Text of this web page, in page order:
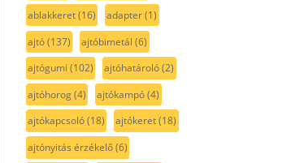
ablakkeret(16) adapter(1)
ajtó(137) ajtóbimetál (6)
ajtógumi (102) ajtóhatároló(2)
ajtóhorog(4) ajtókampó(4)
ajtókapcsoló(18) ajtókeret(18)
ajtónyitás érzékelő(6)